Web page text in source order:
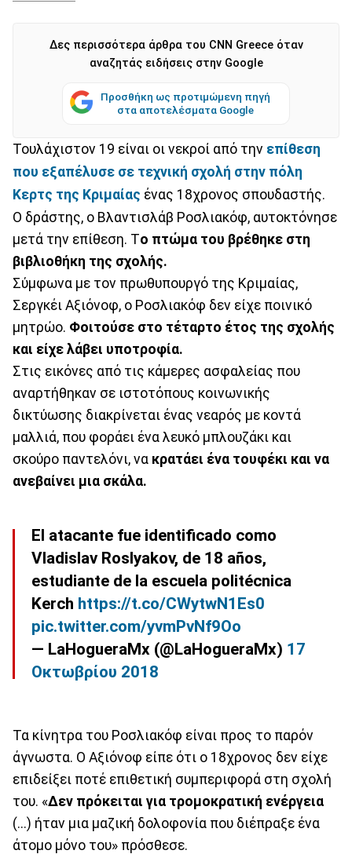
Δες περισσότερα άρθρα του CNN Greece όταν
αναζητάς ειδήσεις στην Google
Προσθήκη ως προτιμώμενη πηγή
στα αποτελέσματα Google
Τουλάχιστον 19 είναι οι νεκροί από την επίθεση
που εξαπέλυσε σε τεχνική σχολή στην πόλη
Κερτς της Κριμαίας ένας 18χρονος σπουδαστής.
Ο δράστης, ο Βλαντισλάβ Ροσλιακόφ, αυτοκτόνησε
μετά την επίθεση. Το πτώμα του βρέθηκε στη
βιβλιοθήκη της σχολής.
Σύμφωνα με τον πρωθυπουργό της Κριμαίας,
Σεργκέι Αξιόνοφ, ο Ροσλιακόφ δεν είχε ποινικό
μητρώο. Φοιτούσε στο τέταρτο έτος της σχολής
και είχε λάβει υποτροφία.
Στις εικόνες από τις κάμερες ασφαλείας που
αναρτήθηκαν σε ιστοτόπους κοινωνικής
δικτύωσης διακρίνεται ένας νεαρός με κοντά
μαλλιά, που φοράει ένα λευκό μπλουζάκι και
σκούρο παντελόνι, να κρατάει ένα τουφέκι και να
ανεβαίνει μια σκάλα.
El atacante fue identificado como
Vladislav Roslyakov, de 18 años,
estudiante de la escuela politécnica
Kerch https://t.co/CWytwN1Es0
pic.twitter.com/yvmPvNf9Oo
— LaHogueraMx (@LaHogueraMx) 17
Οκτωβρίου 2018
Τα κίνητρα του Ροσλιακόφ είναι προς το παρόν
άγνωστα. Ο Αξιόνοφ είπε ότι ο 18χρονος δεν είχε
επιδείξει ποτέ επιθετική συμπεριφορά στη σχολή
του. «Δεν πρόκειται για τρομοκρατική ενέργεια
(...) ήταν μια μαζική δολοφονία που διέπραξε ένα
άτομο μόνο του» πρόσθεσε.